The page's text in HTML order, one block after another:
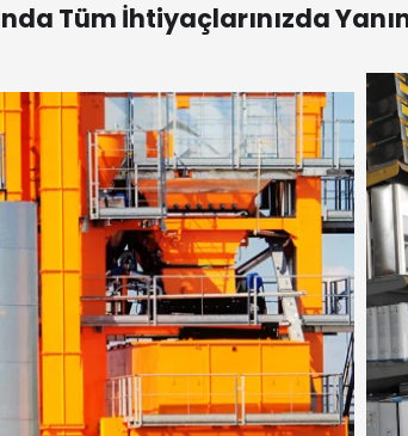
Tüm İhtiyaçlarınızda